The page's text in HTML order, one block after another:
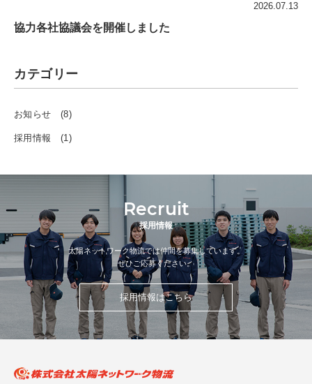
2026.07.13
協力各社協議会を開催しました
カテゴリー
お知らせ (8)
採用情報 (1)
Recruit
採用情報
太陽ネットワーク物流では仲間を募集しています。
ぜひご応募ください。
採用情報はこちら